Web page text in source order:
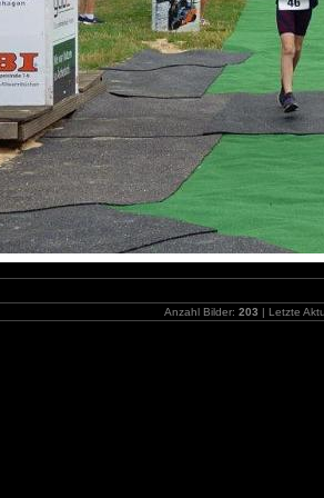
Anzahl Bilder: 203 | Letzte